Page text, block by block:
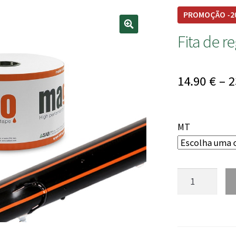
PROMOÇÃO -
Fita de
14.90 € –
MT